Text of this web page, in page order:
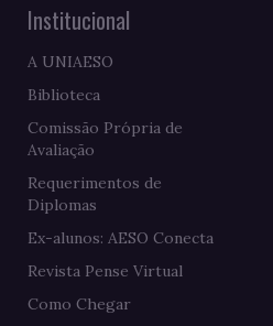
Institucional
A UNIAESO
Biblioteca
Comissão Própria de
Avaliação
Requerimentos de
Diplomas
Ex-alunos: AESO Conecta
Revista Pense Virtual
Como Chegar